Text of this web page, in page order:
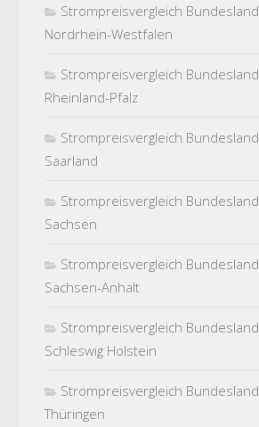
Strompreisvergleich Bundesland
Nordrhein-Westfalen
Strompreisvergleich Bundesland
Rheinland-Pfalz
Strompreisvergleich Bundesland
Saarland
Strompreisvergleich Bundesland
Sachsen
Strompreisvergleich Bundesland
Sachsen-Anhalt
Strompreisvergleich Bundesland
Schleswig Holstein
Strompreisvergleich Bundesland
Thüringen